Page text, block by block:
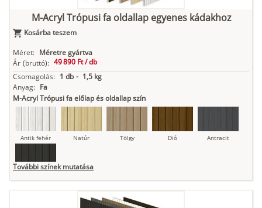
M-Acryl Trópusi fa oldallap egyenes kádakhoz
Kosárba teszem
Méret: Méretre gyártva
Ár (bruttó): 49 890 Ft /db
Csomagolás: 1 db - 1,5 kg
Anyag: Fa
M-Acryl Trópusi fa előlap és oldallap szín
Antik fehér Natúr Tölgy Dió Antracit
További színek mutatása